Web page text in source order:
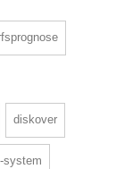
diskover
system